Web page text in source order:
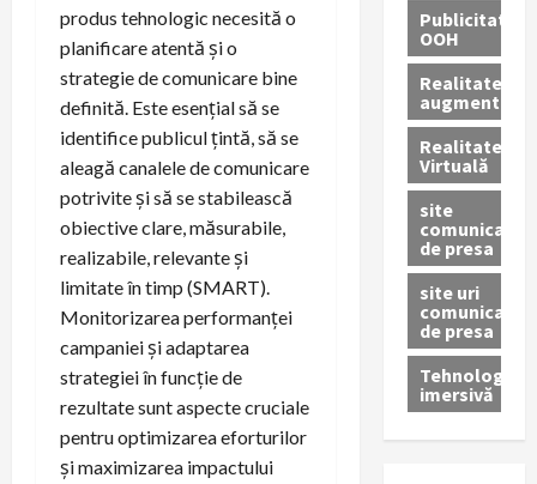
produs tehnologic necesită o
planificare atentă și o
strategie de comunicare bine
definită. Este esențial să se
identifice publicul țintă, să se
aleagă canalele de comunicare
potrivite și să se stabilească
obiective clare, măsurabile,
realizabile, relevante și
limitate în timp (SMART).
Monitorizarea performanței
campaniei și adaptarea
strategiei în funcție de
rezultate sunt aspecte cruciale
pentru optimizarea eforturilor
și maximizarea impactului
Publicitate
OOH
Realitatea
augmentată
Realitatea
Virtuală
site
comunicate
de presa
site uri
comunicate
de presa
Tehnologie
imersivă